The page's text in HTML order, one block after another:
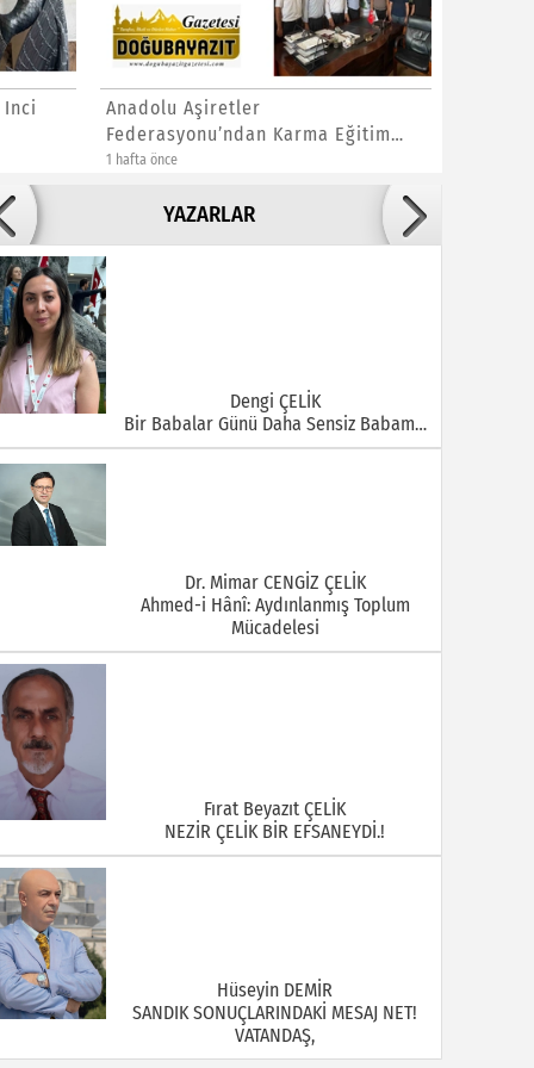
Inci
Anadolu Aşiretler
Federasyonu’ndan Karma Eğitim
Açıklaması
1 hafta önce
YAZARLAR
Bu Şehrin Ortasında Çürüyen Bir Yapı Var
Dengi ÇELİK
Bir Babalar Günü Daha Sensiz Babam…
Dr. Mimar CENGİZ ÇELİK
Ahmed-i Hânî: Aydınlanmış Toplum
Mücadelesi
Fırat Beyazıt ÇELİK
NEZİR ÇELİK BİR EFSANEYDİ.!
Hüseyin DEMİR
SANDIK SONUÇLARINDAKİ MESAJ NET!
VATANDAŞ,